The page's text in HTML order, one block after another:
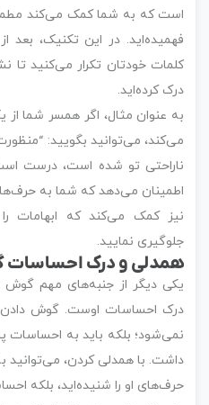
است که به شما کمک می‌کند
فهمیده‌اید. در این تکنیک، بعد از
کلمات خودتان تکرار می‌کنید تا
درک کرده‌اید.
به عنوان مثال، اگر همسر شما از
می‌کند، می‌توانید بگویید:
ناراحتی تو شده است، درست
اطمینان می‌دهد که شما به
نیز کمک می‌کند که ابهامات را
جلوگیری نمایید.
همدلی و درک احساسات
یکی دیگر از جنبه‌های مهم گوش
درک احساسات اوست. گوش دادن
نمی‌شود؛ بلکه باید به احساسات
داشت. با همدلی کردن، می‌توانید
حرف‌های او را شنیده‌اید، بلکه